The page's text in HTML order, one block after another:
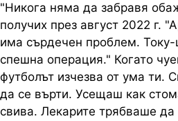
"Никога няма да забравя
получих през август 2022 г.
има сърдечен проблем.
спешна операция." Когато
футболът изчезва от ума ти.
да се върти. Усещаш как
свива. Лекарите трябваше да